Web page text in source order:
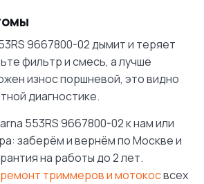
9667800-02 дымит и теряет
фильтр и смесь, а лучше
износ поршневой, это видно
диагностике.
553RS 9667800-02 к нам или
заберём и вернём по Москве и
на работы до 2 лет.
ремонт триммеров и мотокосвсех